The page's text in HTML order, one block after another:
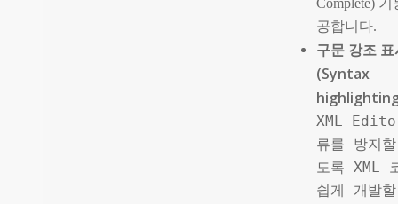
Complete)
공합니다.
구문 강조
(Syntax
XML
류를 방지
도록 XML
쉽게 개발